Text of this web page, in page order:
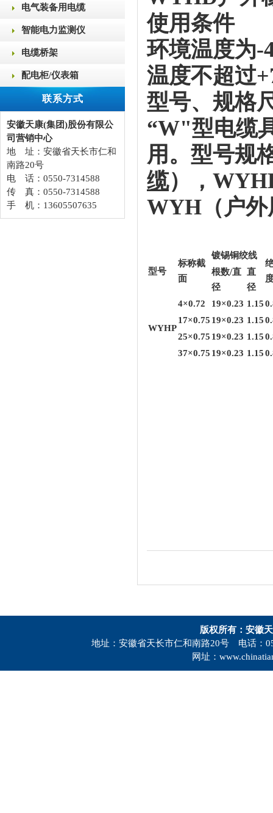
电气装备用电缆
智能电力监测仪
电缆桥架
配电柜/仪表箱
联系方式
安徽天康(集团)股份有限公
司营销中心
地 址：安徽省天长市仁和
南路20号
电 话：0550-7314588
传 真：0550-7314588
手 机：13605507635
使用条件
环境温度为-
温度不超过
型号、规格
“W"型电缆
用。型号规
缆），
WYH（户外
型号
标称截
面
镀锡铜绞线
根数/直
径
直
径
WYHP
4×0.72 19×0.23 1.15
17×0.75 19×0.23 1.15
25×0.75 19×0.23 1.15
37×0.75 19×0.23 1.15
版权所有：安徽
地址：安徽省天长市仁和南路20号 电话：
网址：